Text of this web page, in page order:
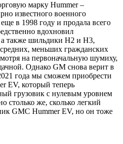
марку Hummer –
известного военного
в 1998 году и продала всего
вдохновил
также шильдики H2 и H3,
меньших гражданских
на первоначальную шумиху,
Однако GM снова верит в
года мы сможем приобрести
EV, который теперь
грузовик с нулевым уровнем
столько же, сколько легкий
GMC Hummer EV, но он тоже